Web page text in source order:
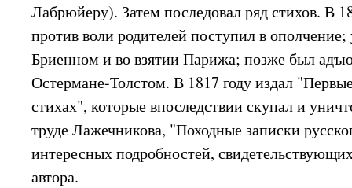
Лабрюйеру). Затем последовал ряд стихов. В
против воли родителей поступил в ополчение;
Бриенном и во взятии Парижа; позже был
Остермане-Толстом. В 1817 году издал
стихах", которые впоследствии скупал и
труде Лажечникова, "Походные записки
интересных подробностей,
автора.